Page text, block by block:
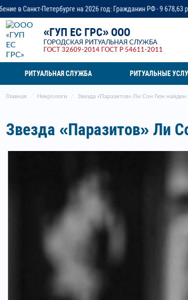
2026 год: Гражданин РФ - 9 678,63 руб., малоимущая семья
«ГУП ЕС ГРС» ООО
ГОРОДСКАЯ РИТУАЛЬНАЯ СЛУЖБА
ГОСТ 32609-2014
ГОСТ Р 54611-2011
РИТУАЛЬНАЯ СЛУЖБА РИТУАЛЬНЫЕ
Главная Некрологи Звезда «Паразитов» Ли Сон Гюн
Звезда «Паразитов» Ли